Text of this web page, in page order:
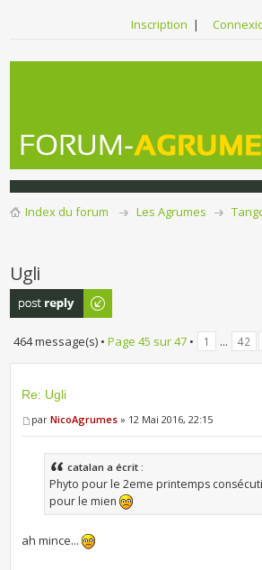
Inscription |
Index du forum Les Agrumes
Ugli
Publier une
réponse
464 message(s) • Page 45 sur47• 1 ... 42
Re: Ugli
parNicoAgrumes » 12 Mai 2016, 22:15
catalan a écrit :
Phyto pour le 2eme printemps
pour le mien
ah mince...